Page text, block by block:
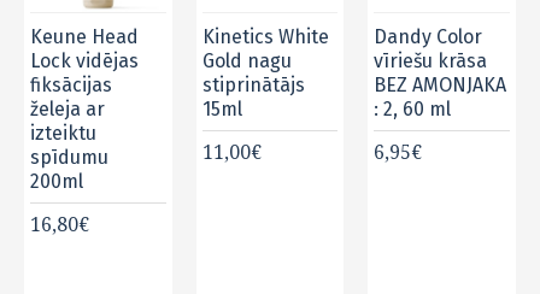
Head
Kinetics White
Gold nagu
stiprinātājs
Dandy Color
vīriešu krāsa
BEZ AMONJAKA
K18
Purple
Violets